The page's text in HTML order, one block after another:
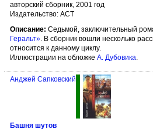
авторский сборник, 2001 год
Издательство: АСТ
Описание: Седьмой, заключительный
Геральт». В сборник вошли несколько
относится к данному циклу.
Иллюстрации на обложке А. Дубовика.
Анджей Сапковский
Башня шутов